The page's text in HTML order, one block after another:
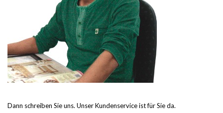
Dann schreiben Sie uns. Unser Kundenservice ist für Sie da.